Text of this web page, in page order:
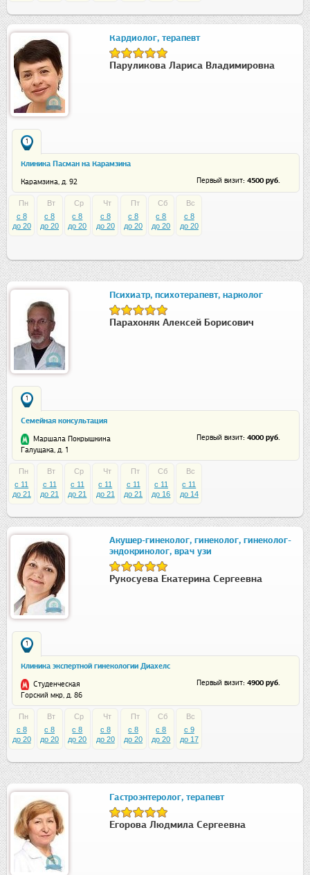
Кардиолог, терапевт
Паруликова Лариса Владимировна
1
Клиника Пасман на Карамзина
Карамзина, д. 92 Первый визит: 4500 руб.
Пн
c 8
до 20
Вт
c 8
до 20
Ср
c 8
до 20
Чт
c 8
до 20
Пт
c 8
до 20
Сб
c 8
до 20
Вс
c 8
до 20
Психиатр, психотерапевт, нарколог
Парахоняк Алексей Борисович
1
Семейная консультация
Маршала Покрышкина
Галущака, д. 1
Первый визит: 4000 руб.
Пн
c 11
до 21
Вт
c 11
до 21
Ср
c 11
до 21
Чт
c 11
до 21
Пт
c 11
до 21
Сб
c 11
до 16
Вс
c 11
до 14
Акушер-гинеколог, гинеколог, гинеколог-
эндокринолог, врач узи
Рукосуева Екатерина Сергеевна
1
Клиника экспертной гинекологии Диахелс
Студенческая
Горский мкр, д. 86
Первый визит: 4900 руб.
Пн
c 8
до 20
Вт
c 8
до 20
Ср
c 8
до 20
Чт
c 8
до 20
Пт
c 8
до 20
Сб
c 8
до 20
Вс
c 9
до 17
Гастроэнтеролог, терапевт
Егорова Людмила Сергеевна